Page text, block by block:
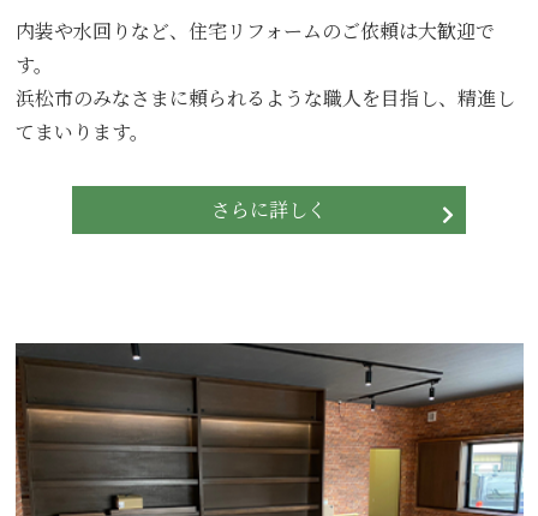
内装や水回りなど、住宅リフォームのご依頼は大歓迎で
す。
浜松市のみなさまに頼られるような職人を目指し、精進し
てまいります。
さらに詳しく